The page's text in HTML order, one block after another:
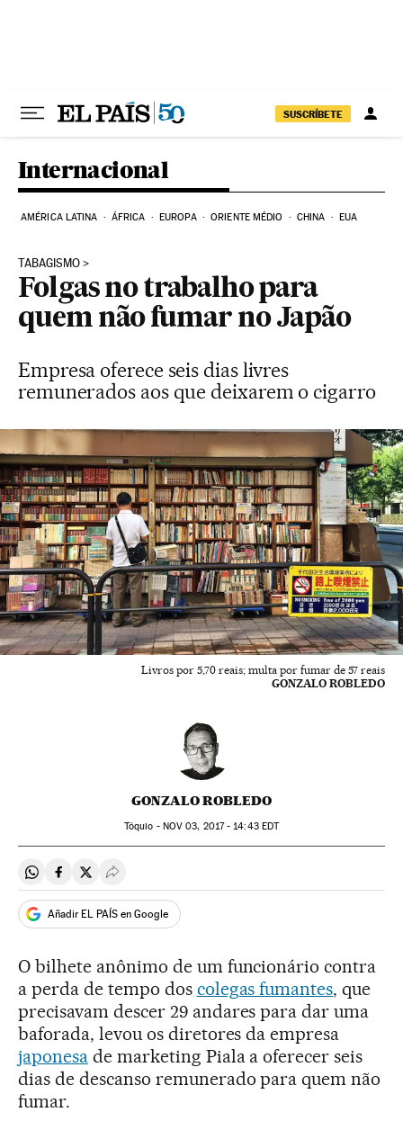
SUSCRÍBETE
Internacional
AMÉRICA LATINA ÁFRICA EUROPA ORIENTE MÉDIO CHINA EUA
TABAGISMO
Folgas no trabalho para
quem não fumar no Japão
Empresa oferece seis dias livres
remunerados aos que deixarem o cigarro
Livros por 5,70 reais; multa por fumar de 57 reais
GONZALO ROBLEDO
GONZALO ROBLEDO
Tóquio - NOV 03, 2017 - 14:43EDT
Compartir en Whatsapp
Compartir en Facebook
Compartir en Twitter
Desplegar Redes Sociales
Añadir EL PAÍS en Google
O bilhete anônimo de um funcionário contra
a perda de tempo dos colegas fumantes, que
precisavam descer 29 andares para dar uma
baforada, levou os diretores da empresa
japonesade marketing Piala a oferecer seis
dias de descanso remunerado para quem não
fumar.